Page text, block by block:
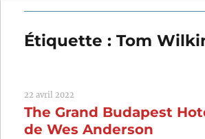
:
Étiquette :Tom
22 avril 2022
The Grand Budapest
de Wes Anderson